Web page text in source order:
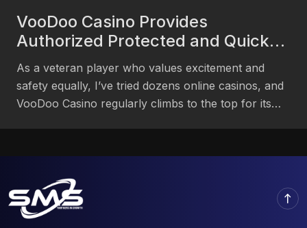
ingående på programmet med svenska perspektiv,
med tyngdpunkt på […]
VooDoo Casino Provides
Authorized Protected and Quick
Gambling in Canada
As a veteran player who values excitement and
safety equally, I’ve tried dozens online casinos, and
VooDoo Casino regularly climbs to the top for its
https://voodoocasino.eu/. The second you register,
you observe the platform’s focus to transparency: it
functions under a approved Curacao eGaming
license, […]
north